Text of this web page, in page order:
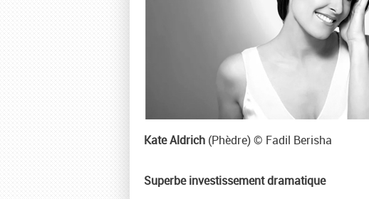
Kate Aldrich (Phèdre) © Fadil Berisha
Superbe investissement dramatique